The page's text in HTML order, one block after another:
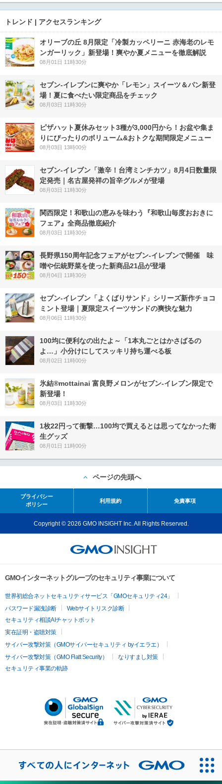
トレンド | アクセスランキング
オリーブの丘 8月限定「冷製カッペリーニ 赤海老のレモ
ンガーリック」新登場！爽やか夏メニューを徹底解説
08月01日 11時30分
セブン‐イレブンに爽やか「レモン」スイーツ＆パン新登
場！夏に食べたい限定商品をチェック
08月03日 11時30分
ピザハット夏休みセット3種が3,000円から！お盆や集ま
りにぴったりのボリューム&おトクな期間限定メニュー
08月03日 13時00分
セブン-イレブン「激辛！台湾ミンチカツ」8月4日数量限
定発売｜名古屋発祥の旨辛グルメが登場
08月03日 11時30分
関西限定！和歌山の恵みを味わう『和歌山毎度おおきに
フェア』全商品徹底紹介
08月03日 11時30分
長野県150周年記念フェアがセブン-イレブンで開催 味
噌や伝統野菜を使った新商品21品が登場
08月04日 11時30分
セブン‐イレブン「よくばりサンド」シリーズ新作チョコ
ミント登場｜夏限定スイーツサンドの爽快な魅力
08月06日 11時30分
100均に便利なの出たよ～「1本丸ごとはかさばるの
よ…」小分けにしてスッキリ持ち運べる板
08月02日 11時00分
氷結®mottainai 富良野メロンがセブン‐イレブン限定で
新登場！
08月03日 11時30分
1枚22円って衝撃…100均で買えるとは思ってなかった衛
生グッズ
08月01日 11時00分
ページの先頭へ
プライバシー
ポリシー
利用規約 免責事項
Copyright © 2026 GMO INSIGHT Inc. All Rights Reserved.
GMOインターネットグループのセキュリティ事業について
世界初総合ネットセキュリティサービス「GMOセキュリティ24」
パスワード漏洩診断
Webサイトリスク診断
セキュリティ相談AIチャットボット
実在証明・盗聴対策
サイバー攻撃対策（GMOサイバーセキュリティ byイエラエ）
サイバー攻撃対策（GMO Flatt Security）
なりすまし対策
セキュリティ事業の軌跡